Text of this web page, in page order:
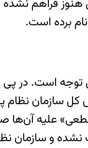
هنوز فراهم
برده است.
است. در پی
علیه
نشده و سازمان